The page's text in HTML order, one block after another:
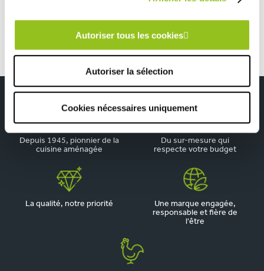
Autoriser tous les cookies
Autoriser la sélection
Cookies nécessaires uniquement
Petite cuisine blanche et bois en L
Depuis 1945, pionnier de la
cuisine aménagée
Du sur-mesure qui
respecte votre budget
La qualité, notre priorité
Une marque engagée,
responsable et fière de
l'être